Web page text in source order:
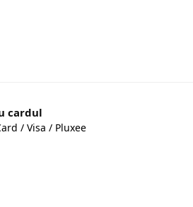
cardul
/ Visa / Pluxee